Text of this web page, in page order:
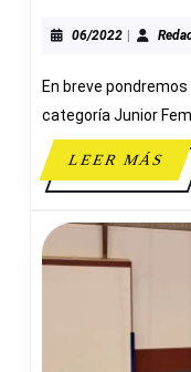
06/202206/2022
En breve
categoría Junior
LEER MÁS